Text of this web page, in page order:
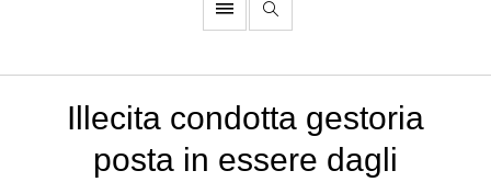
Illecita condotta gestoria
posta in essere dagli